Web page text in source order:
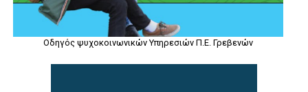
Οδηγός ψυχοκοινωνικών Υπηρεσιών Π.Ε. Γρεβενών